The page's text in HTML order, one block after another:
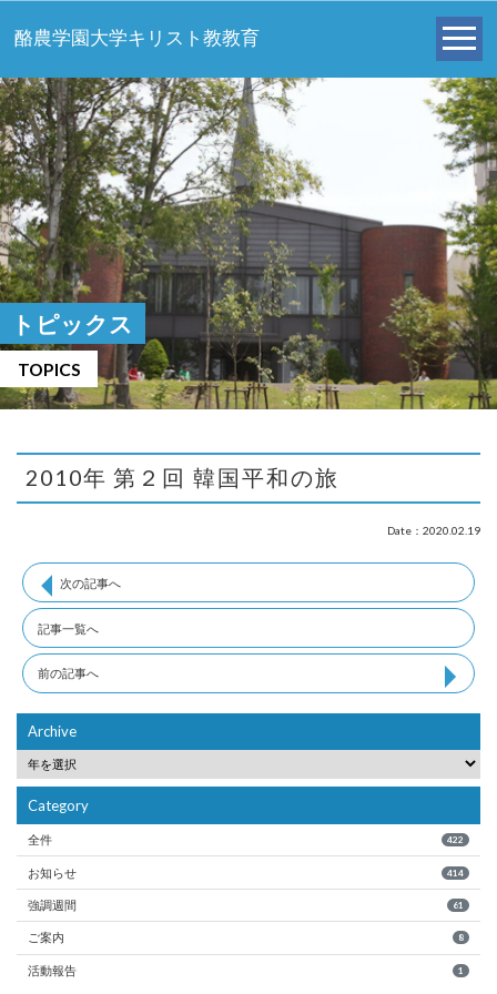
酪農学園大学キリスト教教育
トピックス
TOPICS
2010年 第２回 韓国平和の旅
Date：2020.02.19
次の記事へ
記事一覧へ
前の記事へ
Archive
Category
全件 422
お知らせ 414
強調週間 61
ご案内 8
活動報告 1